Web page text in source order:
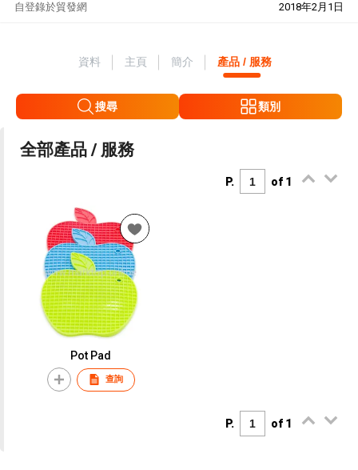
自 2018年2月1日
登錄於貿發網
資料 主頁 簡介 產品 / 服務
搜尋 類別
全部產品 / 服務
P. of 1
Pot Pad
查詢
P. of 1